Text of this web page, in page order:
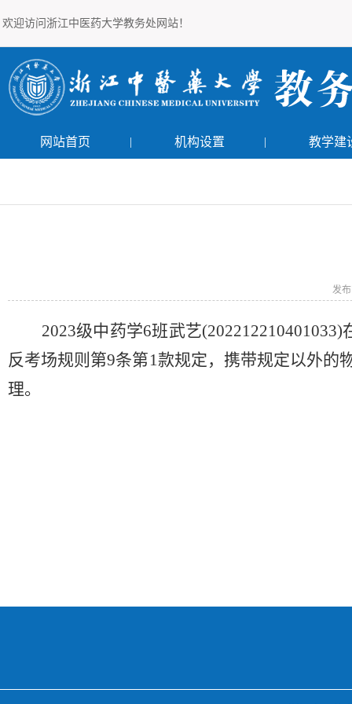
欢迎访问浙江中医药大学教务处网站！
网站首页 | 机构设置 | 教学建
发
2023级中药学6班武艺
反考场规则第9条第1款规定， 携带规定以外的
理。